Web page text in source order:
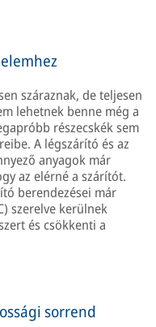
száraznak, de teljesen
lehetnek benne még a
részecskék sem
A légszárító és az
anyagok már
az elérné a szárítót.
berendezései már
szerelve kerülnek
és csökkenti a
sorrend